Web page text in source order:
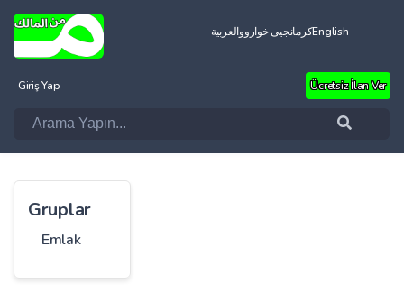
العربيةکرمانجیی خوارووEnglish
Giriş Yap Ücretsiz İlan Ver
Gruplar
Emlak